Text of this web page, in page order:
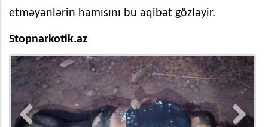
etməyənlərin hamısını bu aqibət gözləyir.
Stopnarkotik.az